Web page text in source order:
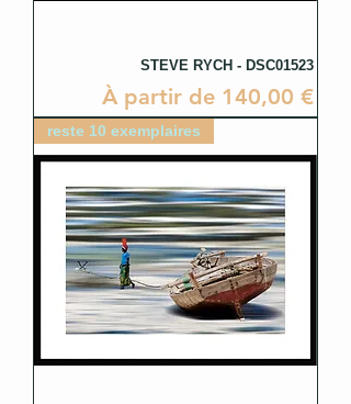
STEVE RYCH - DSC01523
À partir de 140,00 €
Prix promotionnel
reste 10 exemplaires